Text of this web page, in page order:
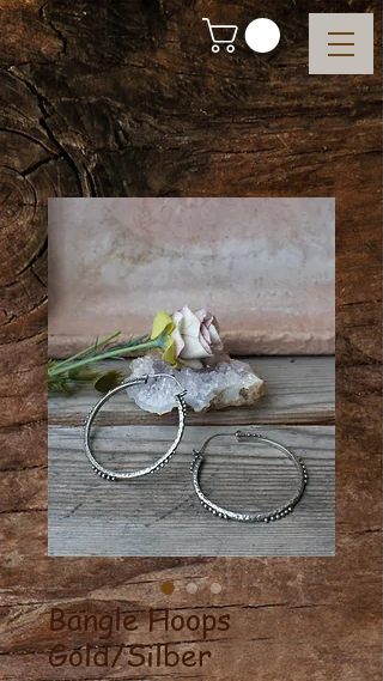
Bangle Hoops
Gold/Silber